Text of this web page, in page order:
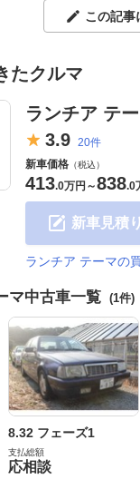
この記事
たクルマ
ランチア テ
3.9 20件
新車価格 （税込）
413.0万円 ～838.0
新車見積
ランチア テーマの
マ中古車一覧 (1件)
8.32 フェーズ1
支払総額
応相談